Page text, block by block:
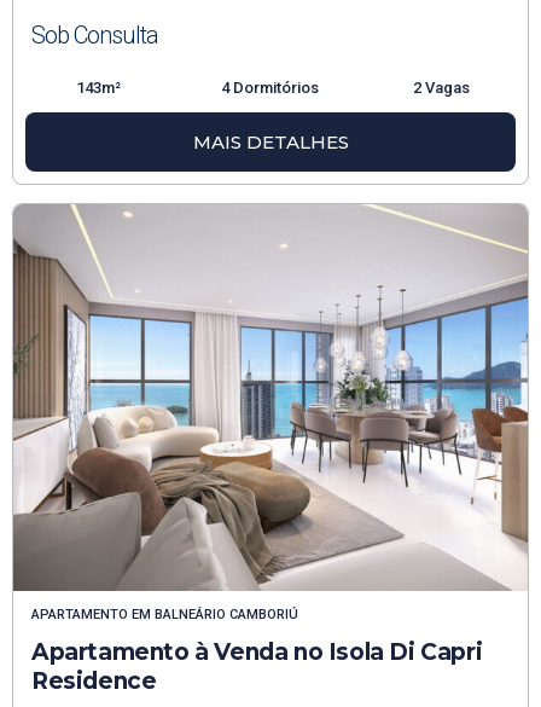
Sob Consulta
143m² 4 Dormitórios 2 Vagas
MAIS DETALHES
APARTAMENTO EM BALNEÁRIO CAMBORIÚ
Apartamento à Venda no Isola Di Capri
Residence